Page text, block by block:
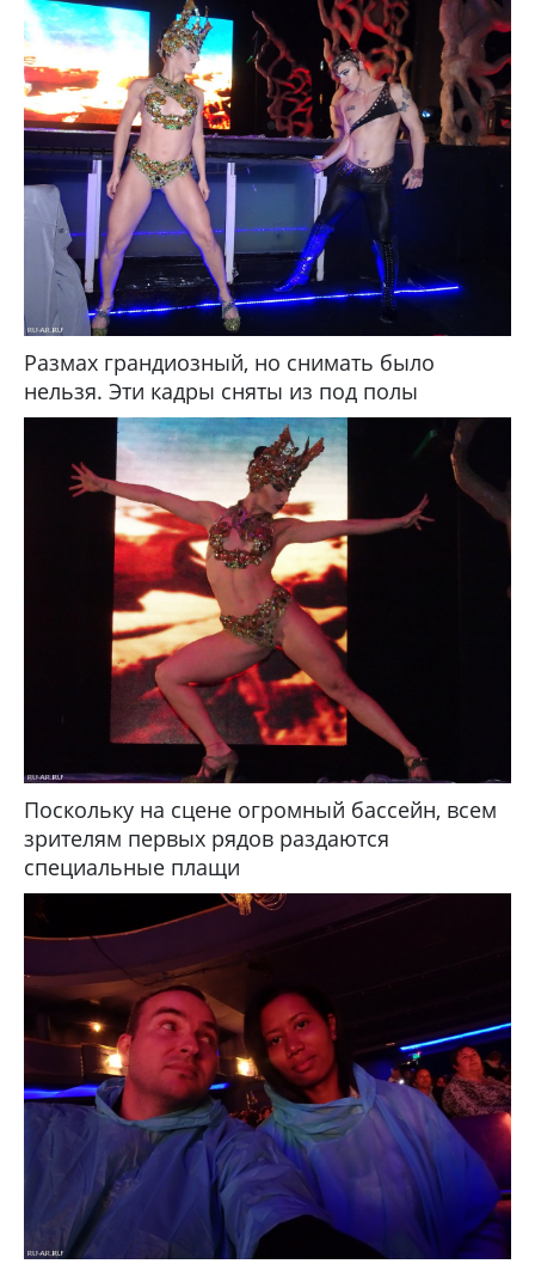
Размах грандиозный, но снимать было
нельзя. Эти кадры сняты из под полы
Поскольку на сцене огромный бассейн, всем
зрителям первых рядов раздаются
специальные плащи